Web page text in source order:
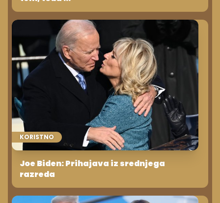
KORISTNO
Joe Biden: Prihajava iz srednjega
razreda